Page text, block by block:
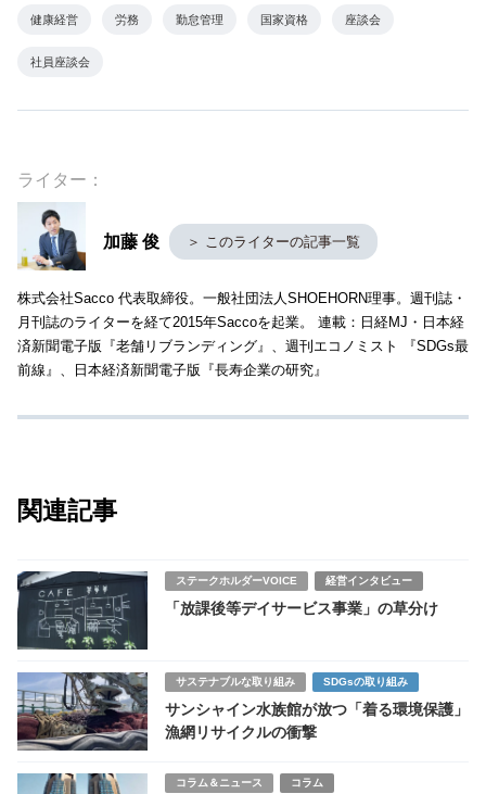
健康経営 労務 勤怠管理 国家資格 座談会
社員座談会
ライター：
加藤 俊 ＞ このライターの記事一覧
株式会社Sacco 代表取締役。一般社団法人SHOEHORN理事。週刊誌・
月刊誌のライターを経て2015年Saccoを起業。 連載：日経MJ・日本経
済新聞電子版『老舗リブランディング』、週刊エコノミスト 『SDGs最
前線』、日本経済新聞電子版『長寿企業の研究』
関連記事
ステークホルダーVOICE 経営インタビュー
「放課後等デイサービス事業」の草分け
サステナブルな取り組み SDGsの取り組み
サンシャイン水族館が放つ「着る環境保護」
漁網リサイクルの衝撃
コラム＆ニュース コラム